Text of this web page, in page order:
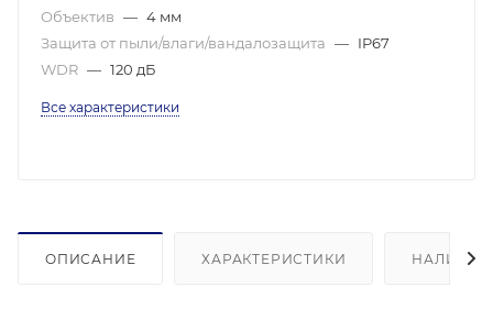
Объектив — 4 мм
Защита от пыли/влаги/вандалозащита — IP67
WDR — 120 дБ
Все характеристики
ОПИСАНИЕ ХАРАКТЕРИСТИКИ НАЛИЧИЕ